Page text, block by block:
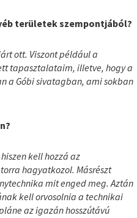
területek szempontjából?
ott. Viszont például a
tapasztalataim, illetve, hogy a
a Góbi sivatagban, ami sokban
kell hozzá az
hagyatkozol. Másrészt
mit enged meg. Aztán
kell orvosolnia a technikai
az igazán hosszútávú